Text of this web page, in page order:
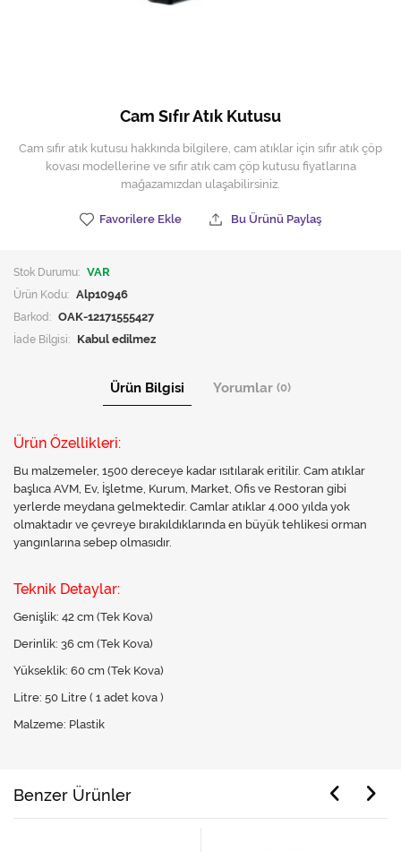
Tek-Çift Kovalı Temizlik Arabası
Toptan Temizlik Malzemeleri
Yedek Parçalar
Cam Sıfır Atık Kutusu
Cam sıfır atık kutusu hakkında bilgilere, cam atıklar için sıfır atık çöp
kovası modellerine ve sıfır atık cam çöp kutusu fiyatlarına
mağazamızdan ulaşabilirsiniz.
Favorilere Ekle Bu Ürünü Paylaş
Stok Durumu: VAR
Ürün Kodu: Alp10946
Barkod: OAK-12171555427
İade Bilgisi:
Ürün Bilgisi Yorumlar (0)
Ürün Özellikleri:
Bu malzemeler, 1500 dereceye kadar ısıtılarak eritilir. Cam atıklar
başlıca AVM, Ev, İşletme, Kurum, Market, Ofis ve Restoran gibi
yerlerde meydana gelmektedir. Camlar atıklar 4.000 yılda yok
olmaktadır ve çevreye bırakıldıklarında en büyük tehlikesi orman
yangınlarına sebep olmasıdır.
Teknik Detaylar:
Genişlik: 42 cm (Tek Kova)
Derinlik: 36 cm (Tek Kova)
Yükseklik: 60 cm (Tek Kova)
Litre: 50 Litre ( 1 adet kova )
Malzeme: Plastik
Benzer Ürünler